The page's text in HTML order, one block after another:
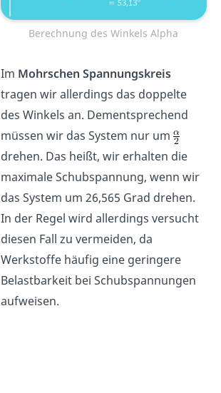
Berechnung des Winkels Alpha
Im Mohrschen Spannungskreis
tragen wir allerdings das doppelte
des Winkels an. Dementsprechend
müssen wir das System nur um
drehen. Das heißt, wir erhalten die
maximale Schubspannung, wenn wir
das System um 26,565 Grad drehen.
In der Regel wird allerdings versucht
diesen Fall zu vermeiden, da
Werkstoffe häufig eine geringere
Belastbarkeit bei Schubspannungen
aufweisen.